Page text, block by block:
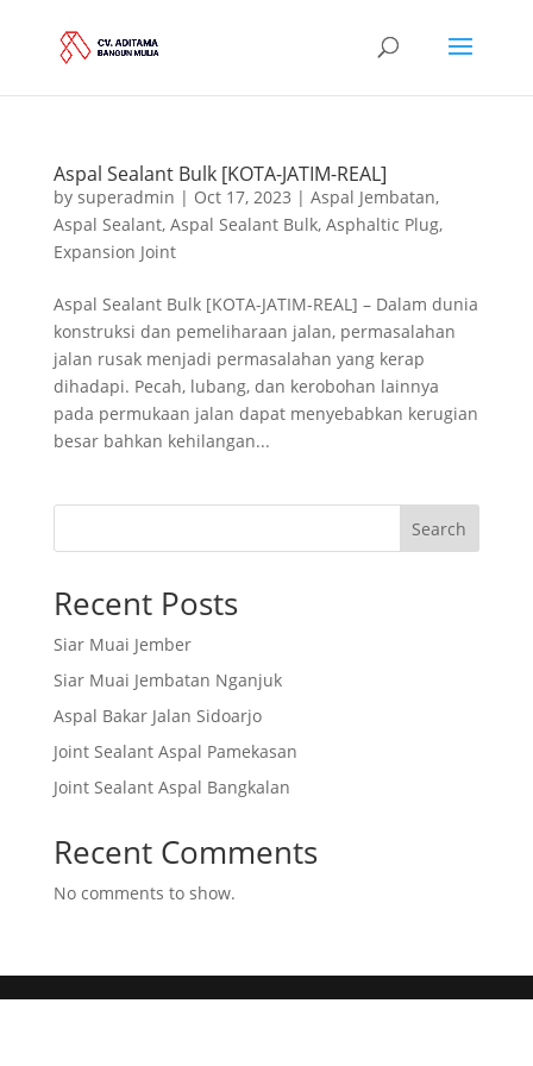
Aspal Sealant Bulk [KOTA-JATIM-REAL]
by superadmin | Oct 17, 2023 | Aspal Jembatan,
Aspal Sealant, Aspal Sealant Bulk, Asphaltic Plug,
Expansion Joint
Aspal Sealant Bulk [KOTA-JATIM-REAL] – Dalam dunia
konstruksi dan pemeliharaan jalan, permasalahan
jalan rusak menjadi permasalahan yang kerap
dihadapi. Pecah, lubang, dan kerobohan lainnya
pada permukaan jalan dapat menyebabkan kerugian
besar bahkan kehilangan...
Search
Recent Posts
Siar Muai Jember
Siar Muai Jembatan Nganjuk
Aspal Bakar Jalan Sidoarjo
Joint Sealant Aspal Pamekasan
Joint Sealant Aspal Bangkalan
Recent Comments
No comments to show.